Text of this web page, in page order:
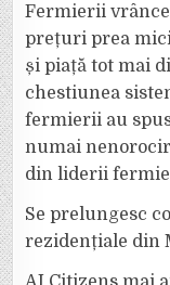
Fermierii
prețuri prea
și piață tot mai
chestiunea
fermierii au
numai
din liderii
Se prelungesc
rezidențiale din